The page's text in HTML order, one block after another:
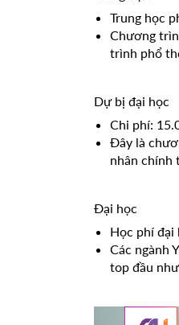
Trung học
Chương
trình phổ
Dự bị đại học
Chi phí:
Đây là
nhân chính
Đại học
Học phí đại
Các ngành
top đầu